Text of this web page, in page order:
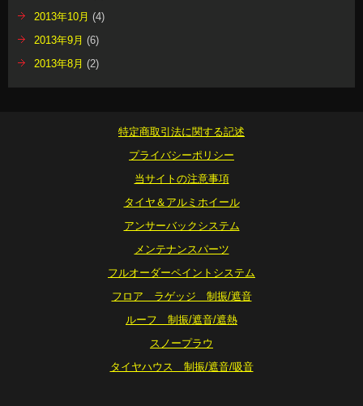
2013年10月 (4)
2013年9月 (6)
2013年8月 (2)
特定商取引法に関する記述
プライバシーポリシー
当サイトの注意事項
タイヤ＆アルミホイール
アンサーバックシステム
メンテナンスパーツ
フルオーダーペイントシステム
フロア ラゲッジ 制振/遮音
ルーフ 制振/遮音/遮熱
スノープラウ
タイヤハウス 制振/遮音/吸音